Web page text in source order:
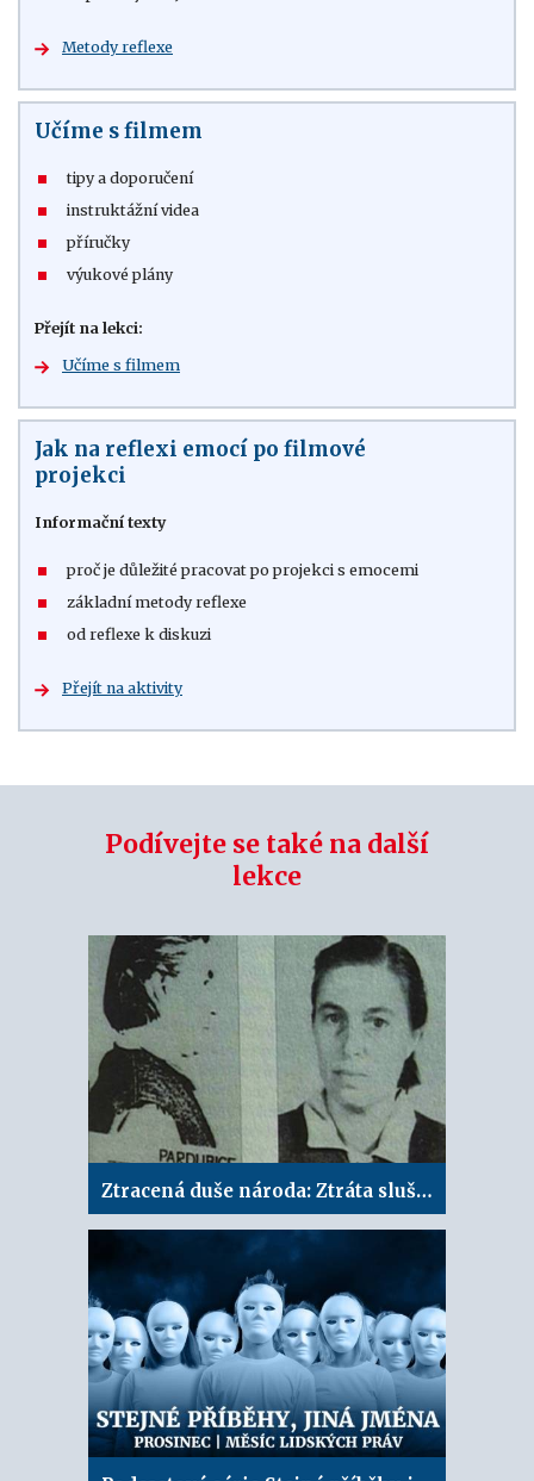
Metody reflexe
Učíme s filmem
tipy a doporučení
instruktážní videa
příručky
výukové plány
Přejít na lekci:
Učíme s filmem
Jak na reflexi emocí po filmové
projekci
Informační texty
proč je důležité pracovat po projekci s emocemi
základní metody reflexe
od reflexe k diskuzi
Přejít na aktivity
Podívejte se také na další
lekce
Ztracená duše národa: Ztráta slušnosti